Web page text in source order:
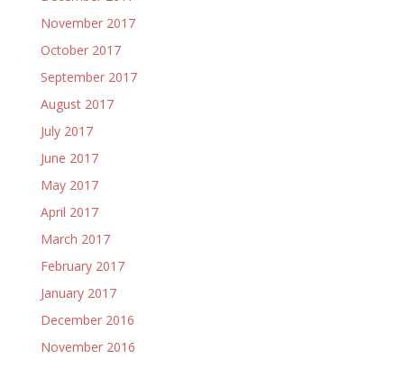
November 2017
October 2017
September 2017
August 2017
July 2017
June 2017
May 2017
April 2017
March 2017
February 2017
January 2017
December 2016
November 2016